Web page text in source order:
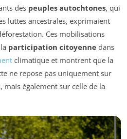
des peuples autochtones, qui
luttes ancestrales, exprimaient
Ces mobilisations
participation citoyenne dans
climatique et montrent que la
ne repose pas uniquement sur
mais également sur celle de la